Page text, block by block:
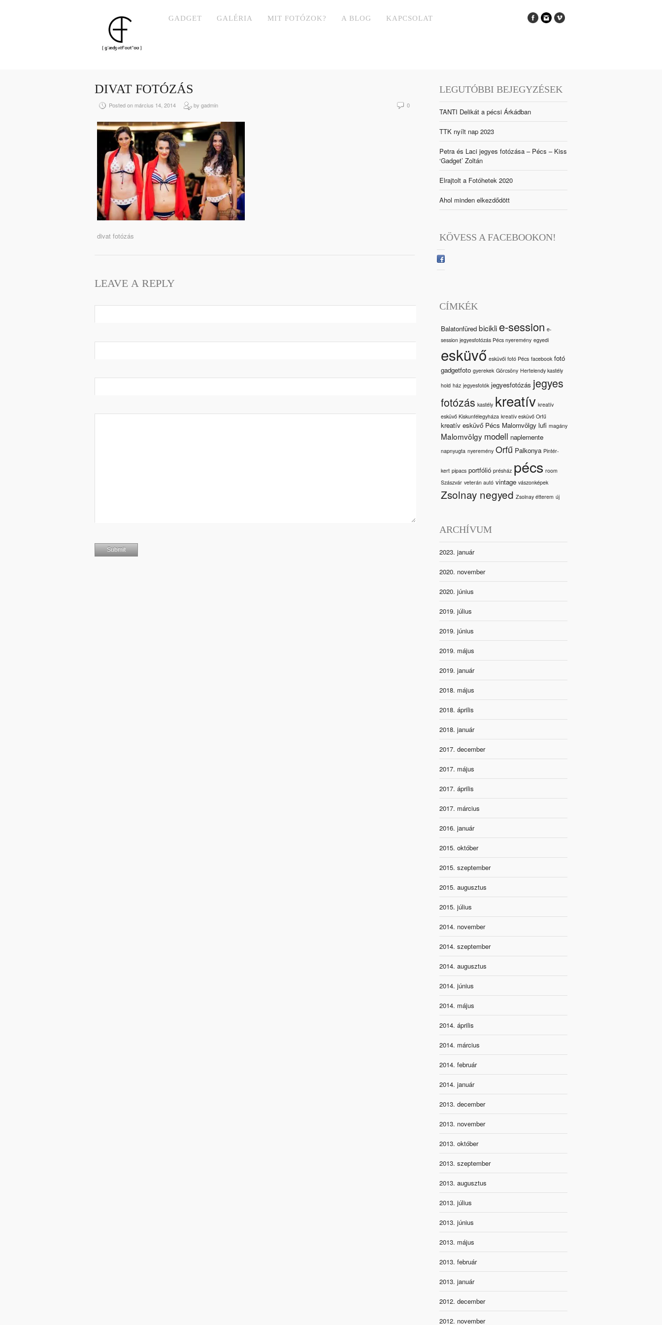
GADGET GALÉRIA MIT FOTÓZOK? A BLOG KAPCSOLAT
DIVAT FOTÓZÁS
Posted on március 14, 2014 by gadmin 0
divat fotózás
LEAVE A REPLY
LEGUTÓBBI BEJEGYZÉSEK
TANTI Delikát a pécsi Árkádban
TTK nyílt nap 2023
Petra és Laci jegyes fotózása – Pécs – Kiss
‘Gadget’ Zoltán
Elrajtolt a Fotóhetek 2020
Ahol minden elkezdődött
KÖVESS A FACEBOOKON!
CÍMKÉK
Balatonfüred bicikli e-session e-
session jegyesfotózás Pécs nyeremény egyedi
esküvő esküvői fotó Pécs facebook fotó
gadgetfoto gyerekek Görcsöny Hertelendy kastély
hold ház jegyesfotók jegyesfotózás jegyes
fotózás kastély kreatív kreatív
esküvő Kiskunfélegyháza kreatív esküvő Orfű
kreatív esküvő Pécs Malomvölgy lufi magány
Malomvölgy modell naplemente
napnyugta nyeremény Orfű Palkonya Pintér-
kert pipacs portfólió présház pécs room
Szászvár veterán autó vintage vászonképek
Zsolnay negyed Zsolnay étterem új
ARCHÍVUM
2023. január
2020. november
2020. június
2019. július
2019. június
2019. május
2019. január
2018. május
2018. április
2018. január
2017. december
2017. május
2017. április
2017. március
2016. január
2015. október
2015. szeptember
2015. augusztus
2015. július
2014. november
2014. szeptember
2014. augusztus
2014. június
2014. május
2014. április
2014. március
2014. február
2014. január
2013. december
2013. november
2013. október
2013. szeptember
2013. augusztus
2013. július
2013. június
2013. május
2013. február
2013. január
2012. december
2012. november